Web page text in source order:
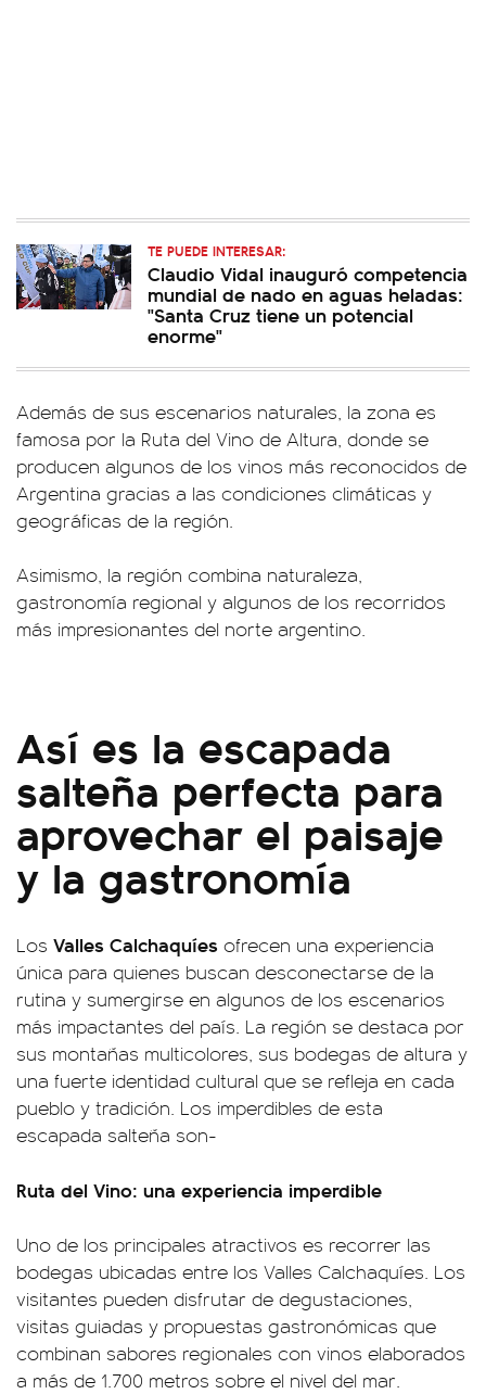
TE PUEDE INTERESAR:
Claudio Vidal inauguró competencia
mundial de nado en aguas heladas:
"Santa Cruz tiene un potencial
enorme"
Además de sus escenarios naturales, la zona es
famosa por la Ruta del Vino de Altura, donde se
producen algunos de los vinos más reconocidos de
Argentina gracias a las condiciones climáticas y
geográficas de la región.
Asimismo, la región combina naturaleza,
gastronomía regional y algunos de los recorridos
más impresionantes del norte argentino.
Así es la escapada
salteña perfecta para
aprovechar el paisaje
y la gastronomía
Los Valles Calchaquíes ofrecen una experiencia
única para quienes buscan desconectarse de la
rutina y sumergirse en algunos de los escenarios
más impactantes del país. La región se destaca por
sus montañas multicolores, sus bodegas de altura y
una fuerte identidad cultural que se refleja en cada
pueblo y tradición. Los imperdibles de esta
escapada salteña son-
Ruta del Vino: una experiencia imperdible
Uno de los principales atractivos es recorrer las
bodegas ubicadas entre los Valles Calchaquíes. Los
visitantes pueden disfrutar de degustaciones,
visitas guiadas y propuestas gastronómicas que
combinan sabores regionales con vinos elaborados
a más de 1.700 metros sobre el nivel del mar.